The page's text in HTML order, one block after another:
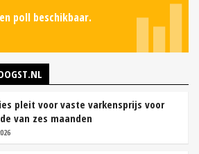
poll beschikbaar.
pleit voor vaste varkensprijs voor
van zes maanden